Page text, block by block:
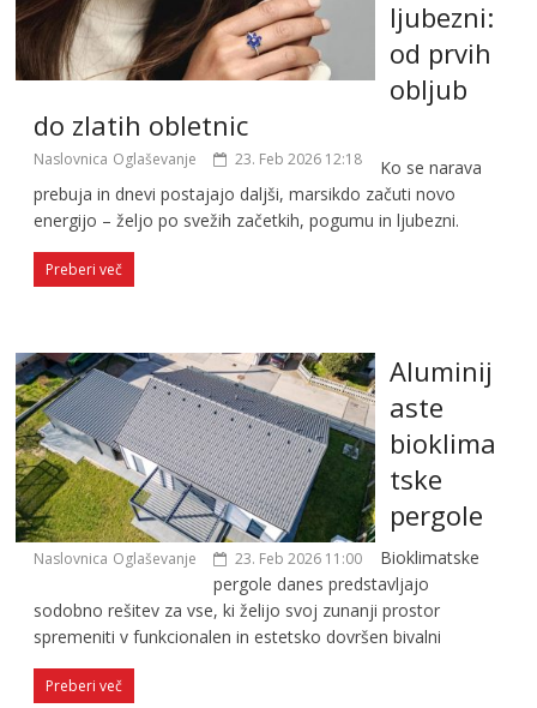
ljubezni:
od prvih
obljub
do zlatih obletnic
Naslovnica Oglaševanje 23. Feb 2026 12:18
Ko se narava
prebuja in dnevi postajajo daljši, marsikdo začuti novo
energijo – željo po svežih začetkih, pogumu in ljubezni.
Preberi več
Aluminij
aste
bioklima
tske
pergole
Naslovnica Oglaševanje 23. Feb 2026 11:00
Bioklimatske
pergole danes predstavljajo
sodobno rešitev za vse, ki želijo svoj zunanji prostor
spremeniti v funkcionalen in estetsko dovršen bivalni
Preberi več